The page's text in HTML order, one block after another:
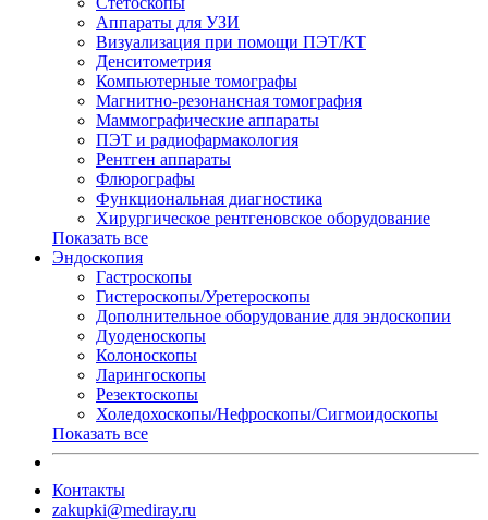
Аппараты для УЗИ
Визуализация при помощи ПЭТ/КТ
Денситометрия
Компьютерные томографы
Магнитно-резонансная томография
Маммографические аппараты
ПЭТ и радиофармакология
Рентген аппараты
Флюрографы
Функциональная диагностика
Хирургическое рентгеновское оборудование
Показать все
Эндоскопия
Гастроскопы
Гистероскопы/Уретероскопы
Дополнительное оборудование для эндоскопии
Дуоденоскопы
Колоноскопы
Ларингоскопы
Резектоскопы
Холедохоскопы/Нефроскопы/Сигмоидоскопы
Показать все
Контакты
zakupki@mediray.ru